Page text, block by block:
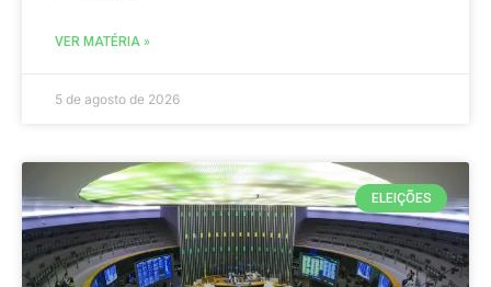
VER MATÉRIA »
5 de agosto de 2026
ELEIÇÕES